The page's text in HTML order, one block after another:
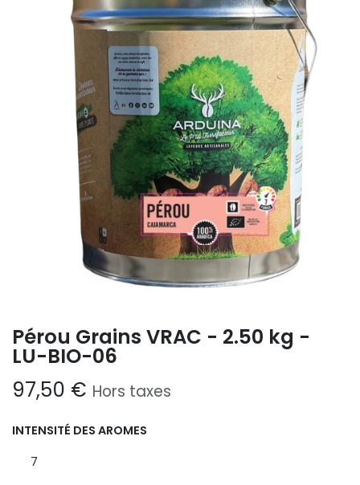
Pérou Grains VRAC - 2.50 kg -
LU-BIO-06
97,50 € Hors taxes
INTENSITÉ DES AROMES
7